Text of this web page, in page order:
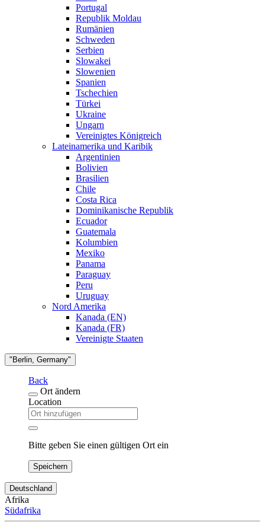
Portugal
Republik Moldau
Rumänien
Schweden
Serbien
Slowakei
Slowenien
Spanien
Tschechien
Türkei
Ukraine
Ungarn
Vereinigtes Königreich
Lateinamerika und Karibik
Argentinien
Bolivien
Brasilien
Chile
Costa Rica
Dominikanische Republik
Ecuador
Guatemala
Kolumbien
Mexiko
Panama
Paraguay
Peru
Uruguay
Nord Amerika
Kanada (EN)
Kanada (FR)
Vereinigte Staaten
"Berlin, Germany"
Back
Ort ändern
Location
Bitte geben Sie einen gültigen Ort ein
Speichern
Deutschland
Afrika
Südafrika